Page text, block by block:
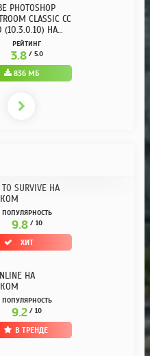
PHOTOSHOP
CLASSIC CC
(10.3.0.10) НА
REPACK ОТ
РЕЙТИНГ
3.8 / 5.0
836 МБ
TO SURVIVE НА
ПОПУЛЯРНОСТЬ
9.8 / 10
ХИТ
НА
ПОПУЛЯРНОСТЬ
9.2 / 10
В ТРЕНДЕ